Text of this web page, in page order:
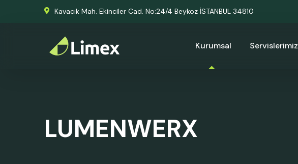
Kavacık Mah. Ekinciler Cad. No:24/4 Beykoz İSTANBUL 34810
Kurumsal Servislerimiz
LUMENWERX